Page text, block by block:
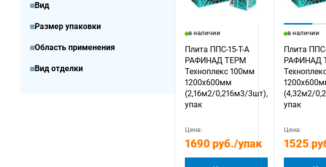
Вид
Размер упаковки
Область применения
Вид отделки
в наличии
Плита ППС-15-Т-А
РАФИНАД ТЕРМ
Техноплекс 100мм
1200х600мм
(2,16м2/0,216м3/3шт),
упак
Цена:
1690 руб./упак
в наличии
Плита
РАФИНАД
(4,32м2/
упак
Цена:
1525